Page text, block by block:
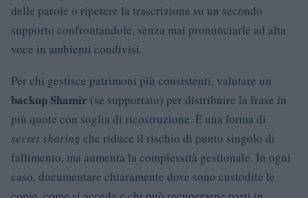
delle parole o ripetere la trascrizione su un secondo
supporto confrontandole, senza mai pronunciarle ad alta
voce in ambienti condivisi.
Per chi gestisce patrimoni più consistenti, valutare un
backup Shamir (se supportato) per distribuire la frase in
più quote con soglia di ricostruzione. È una forma di
secret sharing che riduce il rischio di punto singolo di
fallimento, ma aumenta la complessità gestionale. In ogni
caso, documentare chiaramente dove sono custodite le